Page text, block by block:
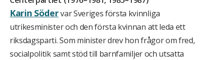
Karin Södervar Sveriges första kvinnliga
utrikesminister och den första kvinnan att leda ett
riksdagsparti. Som minister drev hon frågor om fred,
socialpolitik samt stöd till barnfamiljer och utsatta